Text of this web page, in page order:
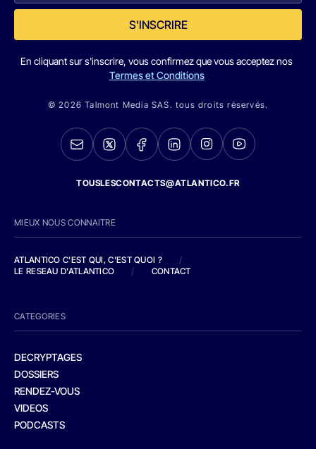
S'INSCRIRE
En cliquant sur s'inscrire, vous confirmez que vous acceptez nos
Termes et Conditions
© 2026 Talmont Media SAS. tous droits réservés.
TOUSLESCONTACTS@ATLANTICO.FR
MIEUX NOUS CONNAITRE
ATLANTICO C'EST QUI, C'EST QUOI ?
/
LE RESEAU D'ATLANTICO
/ CONTACT
CATEGORIES
DECRYPTAGES
DOSSIERS
RENDEZ-VOUS
VIDEOS
PODCASTS